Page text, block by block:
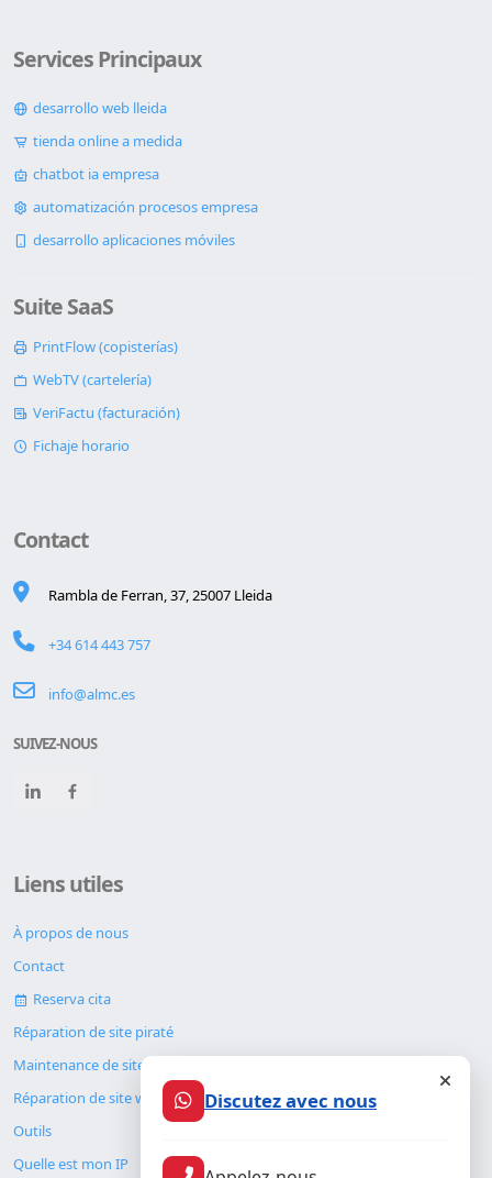
Services Principaux
desarrollo web lleida
tienda online a medida
chatbot ia empresa
automatización procesos empresa
desarrollo aplicaciones móviles
Suite SaaS
PrintFlow (copisterías)
WebTV (cartelería)
VeriFactu (facturación)
Fichaje horario
Contact
Rambla de Ferran, 37, 25007 Lleida
+34 614 443 757
info@almc.es
SUIVEZ-NOUS
Liens utiles
À propos de nous
Contact
Reserva cita
Réparation de site piraté
Maintenance de site web
Réparation de site web
Outils
Quelle est mon IP
Discutez avec nous